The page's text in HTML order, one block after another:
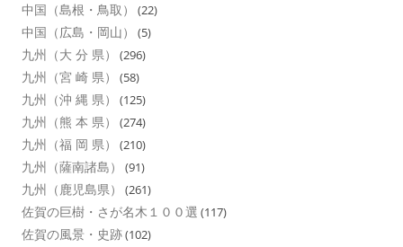
中国（島根・鳥取） (22)
中国（広島・岡山） (5)
九州（大 分 県） (296)
九州（宮 崎 県） (58)
九州（沖 縄 県） (125)
九州（熊 本 県） (274)
九州（福 岡 県） (210)
九州（薩南諸島） (91)
九州（鹿児島県） (261)
佐賀の巨樹・さが名木１００選 (117)
佐賀の風景・史跡(102)